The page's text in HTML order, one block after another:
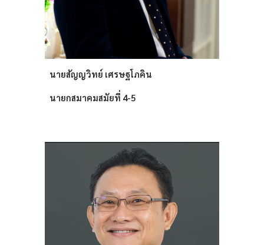
นายสัญญวิทย์ เศรษฐโภคิน
นายกสมาคมสมัยที่ 4-5